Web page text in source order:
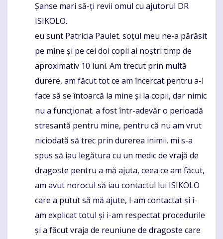
Komentaras
Șanse mari să-ți revii omul cu ajutorul DR
ISIKOLO.
eu sunt Patricia Paulet. soțul meu ne-a părăsit
pe mine și pe cei doi copii ai noștri timp de
aproximativ 10 luni. Am trecut prin multă
durere, am făcut tot ce am încercat pentru a-l
face să se întoarcă la mine și la copii, dar nimic
nu a funcționat. a fost într-adevăr o perioadă
stresantă pentru mine, pentru că nu am vrut
niciodată să trec prin durerea inimii. mi s-a
spus să iau legătura cu un medic de vrajă de
dragoste pentru a mă ajuta, ceea ce am făcut,
am avut norocul să iau contactul lui ISIKOLO
care a putut să mă ajute, l-am contactat și i-
am explicat totul și i-am respectat procedurile
și a făcut vraja de reuniune de dragoste care